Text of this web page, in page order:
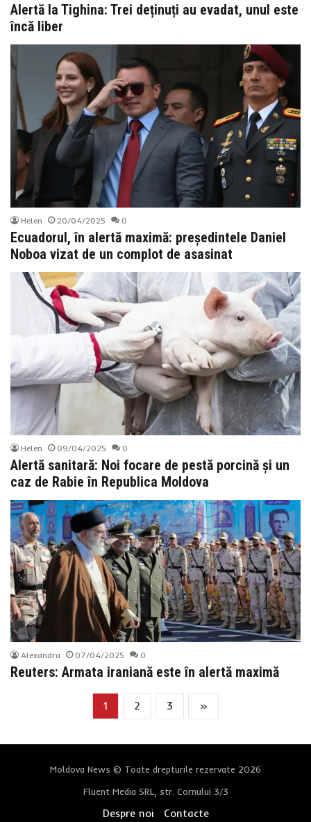
Alertă la Tighina: Trei deținuți au evadat, unul este
încă liber
Helen 20/04/2025 0
Ecuadorul, în alertă maximă: președintele Daniel
Noboa vizat de un complot de asasinat
Helen 09/04/2025 0
Alertă sanitară: Noi focare de pestă porcină și un
caz de Rabie în Republica Moldova
Alexandra 07/04/2025 0
Reuters: Armata iraniană este în alertă maximă
1 2 3 »
Moldova News © Toate drepturile rezervate 2026
Fluent Media SRL, str. Cornului 3/3
Despre noi Contacte